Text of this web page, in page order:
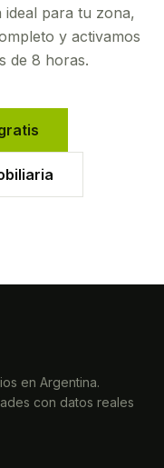
ideal para tu zona,
y activamos
de 8 horas.
en Argentina.
con datos reales